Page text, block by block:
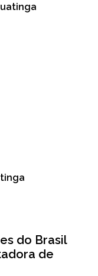
do Brasil
de